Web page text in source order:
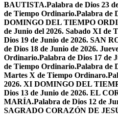
BAUTISTA.Palabra de Dios 23
de Tiempo Ordinario.Palabra de
DOMINGO DEL TIEMPO
de Junio del 2026. Sabado XI de
Dios 19 de Junio de 2026. SAN
de Dios 18 de Junio de 2026.
Ordinario.Palabra de Dios 17 de
de Tiempo Ordinario.Palabra de
Martes X de Tiempo Ordinaro.
2026. XI DOMINGO DEL
Dios 13 de Junio de 2026. EL
MARÍA.Palabra de Dios 12 de
SAGRADO CORAZÓN DE